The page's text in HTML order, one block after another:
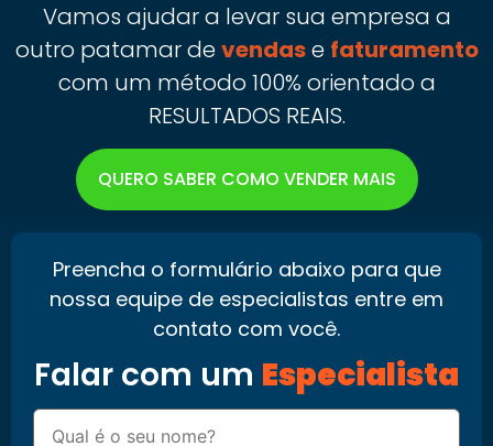
Vamos ajudar a levar sua empresa a
outro patamar devendase faturamento
com um método 100% orientado a
RESULTADOS REAIS.
QUERO SABER COMO VENDER MAIS
Preencha o formulário abaixo para que
nossa equipe de especialistas entre em
contato com você.
Falar com um Especialista